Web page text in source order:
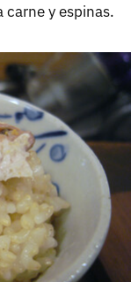
y espinas.